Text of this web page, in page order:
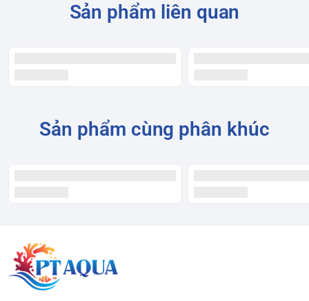
Sản phẩm liên quan
Sản phẩm cùng phân khúc